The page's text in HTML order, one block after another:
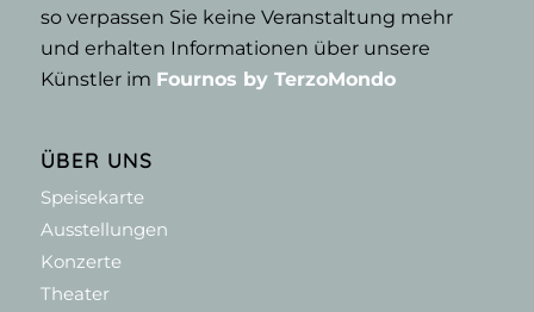
so verpassen Sie keine Veranstaltung mehr
und erhalten Informationen über unsere
Künstler im Fournos by TerzoMondo
ÜBER UNS
Speisekarte
Ausstellungen
Konzerte
Theater